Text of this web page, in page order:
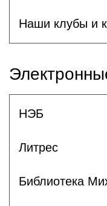
Наши клубы и
НЭБ
Литрес
Библиотека